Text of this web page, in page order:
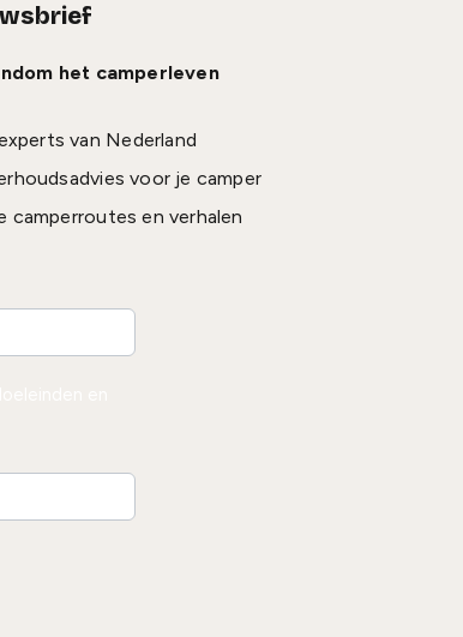
het camperleven
van Nederland
voor je camper
camperroutes en verhalen